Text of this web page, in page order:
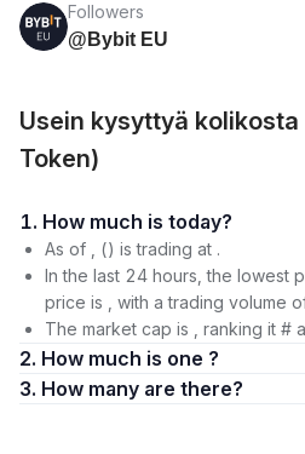
Followers
@Bybit EU
Usein kysyttyä kolikosta
Token)
1. How much is today?
As of , () is trading at .
In the last 24 hours, the lowest
price is , with a trading volume
The market cap is , ranking it #
2. How much is one ?
3. How many are there?